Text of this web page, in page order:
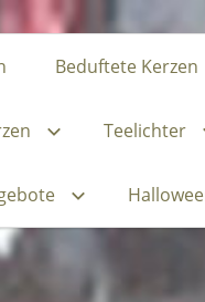
Beduftete Kerzen
Teelichter